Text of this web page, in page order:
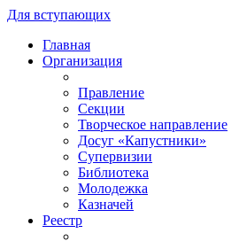
Для вступающих
Главная
Организация
Правление
Секции
Творческое направление
Досуг «Капустники»
Супервизии
Библиотека
Молодежка
Казначей
Реестр